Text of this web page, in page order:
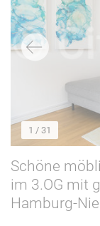
1 / 31
Schöne
im 3.OG mit
Hamburg-